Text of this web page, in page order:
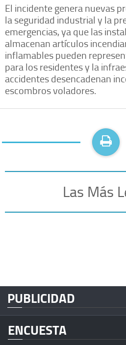
El incidente genera nuevas
la seguridad industrial y la
emergencias, ya que las
almacenan artículos
inflamables pueden
para los residentes y la
accidentes desencadenan
escombros voladores.
Las Más
PUBLICIDAD
ENCUESTA